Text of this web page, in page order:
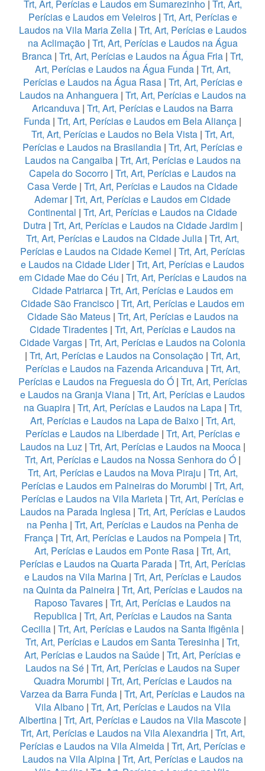
Trt, Art, Perícias e Laudos em Sumarezinho| Trt, Art,
Perícias e Laudos em Veleiros| Trt, Art, Perícias e
Laudos na Vila Maria Zelia| Trt, Art, Perícias e Laudos
na Aclimação| Trt, Art, Perícias e Laudos na Água
Branca | Trt, Art, Perícias e Laudos na Água Fria | Trt,
Art, Perícias e Laudos na Água Funda| Trt, Art,
Perícias e Laudos na Água Rasa | Trt, Art, Perícias e
Laudos na Anhanguera| Trt, Art, Perícias e Laudos na
Aricanduva | Trt, Art, Perícias e Laudos na Barra
Funda | Trt, Art, Perícias e Laudos em Bela Aliança |
Trt, Art, Perícias e Laudos no Bela Vista| Trt, Art,
Perícias e Laudos na Brasilandia | Trt, Art, Perícias e
Laudos na Cangaiba| Trt, Art, Perícias e Laudos na
Capela do Socorro | Trt, Art, Perícias e Laudos na
Casa Verde | Trt, Art, Perícias e Laudos na Cidade
Ademar| Trt, Art, Perícias e Laudos em Cidade
Continental | Trt, Art, Perícias e Laudos na Cidade
Dutra | Trt, Art, Perícias e Laudos na Cidade Jardim|
Trt, Art, Perícias e Laudos na Cidade Julia | Trt, Art,
Perícias e Laudos na Cidade Kemel | Trt, Art, Perícias
e Laudos na Cidade Lider| Trt, Art, Perícias e Laudos
em Cidade Mae do Céu | Trt, Art, Perícias e Laudos na
Cidade Patriarca | Trt, Art, Perícias e Laudos em
Cidade São Francisco | Trt, Art, Perícias e Laudos em
Cidade São Mateus| Trt, Art, Perícias e Laudos na
Cidade Tiradentes | Trt, Art, Perícias e Laudos na
Cidade Vargas | Trt, Art, Perícias e Laudos na Colonia
| Trt, Art, Perícias e Laudos na Consolação | Trt, Art,
Perícias e Laudos na Fazenda Aricanduva| Trt, Art,
Perícias e Laudos na Freguesia do Ó| Trt, Art, Perícias
e Laudos na Granja Viana | Trt, Art, Perícias e Laudos
na Guapira| Trt, Art, Perícias e Laudos na Lapa| Trt,
Art, Perícias e Laudos na Lapa de Baixo | Trt, Art,
Perícias e Laudos na Liberdade | Trt, Art, Perícias e
Laudos na Luz| Trt, Art, Perícias e Laudos na Mooca|
Trt, Art, Perícias e Laudos na Nossa Senhora do Ó|
Trt, Art, Perícias e Laudos na Mova Piraju | Trt, Art,
Perícias e Laudos em Paineiras do Morumbi | Trt, Art,
Perícias e Laudos na Vila Marieta | Trt, Art, Perícias e
Laudos na Parada Inglesa | Trt, Art, Perícias e Laudos
na Penha | Trt, Art, Perícias e Laudos na Penha de
França | Trt, Art, Perícias e Laudos na Pompeia| Trt,
Art, Perícias e Laudos em Ponte Rasa | Trt, Art,
Perícias e Laudos na Quarta Parada | Trt, Art, Perícias
e Laudos na Vila Marina| Trt, Art, Perícias e Laudos
na Quinta da Paineira| Trt, Art, Perícias e Laudos na
Raposo Tavares | Trt, Art, Perícias e Laudos na
Republica| Trt, Art, Perícias e Laudos na Santa
Cecilia | Trt, Art, Perícias e Laudos na Santa Ifigênia |
Trt, Art, Perícias e Laudos em Santa Teresinha | Trt,
Art, Perícias e Laudos na Saúde | Trt, Art, Perícias e
Laudos na Sé | Trt, Art, Perícias e Laudos na Super
Quadra Morumbi | Trt, Art, Perícias e Laudos na
Varzea da Barra Funda | Trt, Art, Perícias e Laudos na
Vila Albano| Trt, Art, Perícias e Laudos na Vila
Albertina | Trt, Art, Perícias e Laudos na Vila Mascote |
Trt, Art, Perícias e Laudos na Vila Alexandria| Trt, Art,
Perícias e Laudos na Vila Almeida | Trt, Art, Perícias e
Laudos na Vila Alpina | Trt, Art, Perícias e Laudos na